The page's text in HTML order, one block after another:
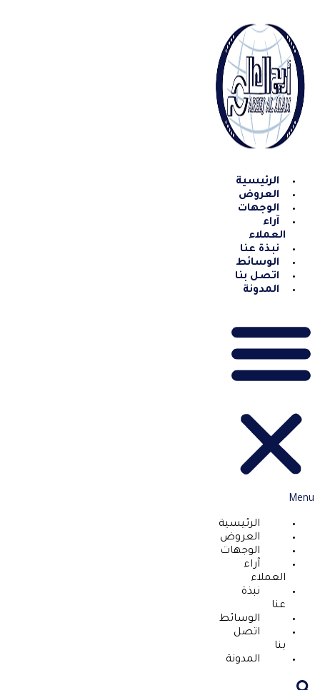
content
الرئيسية
العروض
الوجهات
آراء
العملاء
نبذة عنا
الوسائط
اتصل بنا
المدونة
Menu
الرئيسية
العروض
الوجهات
آراء
العملاء
نبذة
عنا
الوسائط
اتصل
بنا
المدونة